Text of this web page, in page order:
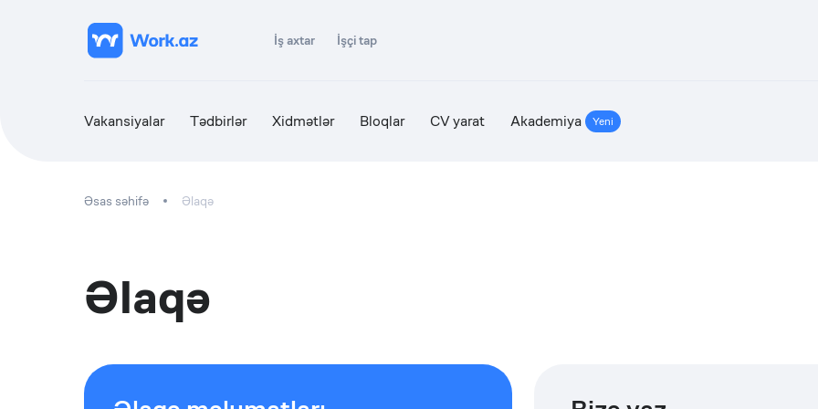
İş axtar İşçi tap
Vakansiyalar Tədbirlər Xidmətlər Bloqlar CV yarat Akademiya Yeni
Əsas səhifə Əlaqə
Əlaqə